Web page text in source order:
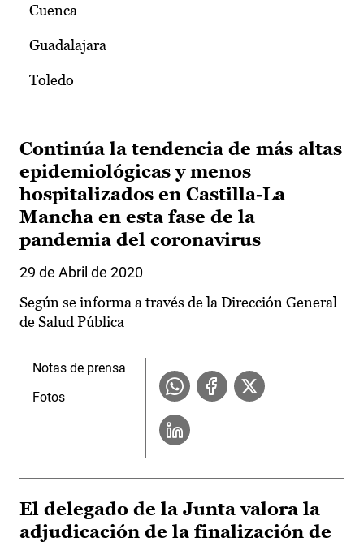
Cuenca
Guadalajara
Toledo
Continúa la tendencia de más altas
epidemiológicas y menos
hospitalizados en Castilla-La
Mancha en esta fase de la
pandemia del coronavirus
29 de Abril de 2020
Según se informa a través de la Dirección General
de Salud Pública
Notas de prensa
Fotos
El delegado de la Junta valora la
adjudicación de la finalización de